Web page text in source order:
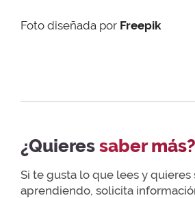
Foto diseñada por Freepik
¿Quieressaber más?
Si te gusta lo que lees y quieres
aprendiendo, solicita